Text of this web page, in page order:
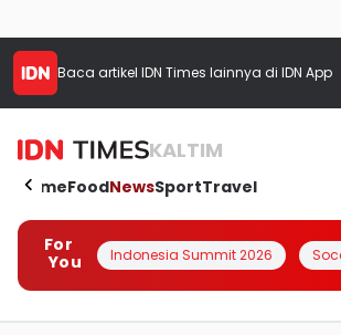
Baca artikel IDN Times lainnya di IDN App
KALTIM
HomeFoodNewsSportTravel
For
You
Indonesia Summit 2026